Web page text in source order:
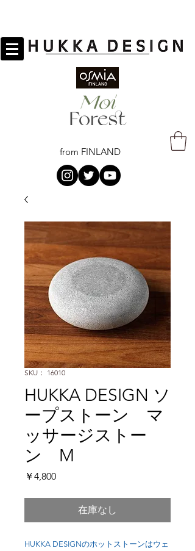
from FINLAND
SKU： 16010
HUKKA DESIGN ソ
ープストーン マ
ッサージストー
ン M
￥4,800価
在庫なし
HUKKA DESIGNのホットストーンはウェ